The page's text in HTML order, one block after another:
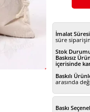
resmi
İmalat
süre
Stok
Baskısız
içerisinde
Baskılı
arasında
Baskı